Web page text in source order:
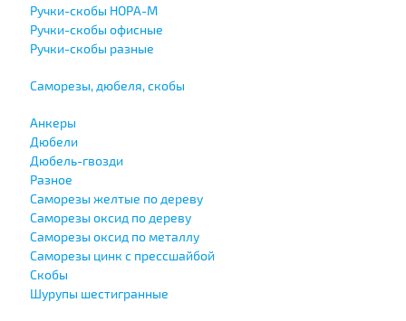
Ручки-скобы НОРА-М
Ручки-скобы офисные
Ручки-скобы разные
Саморезы, дюбеля, скобы
Анкеры
Дюбели
Дюбель-гвозди
Разное
Саморезы желтые по дереву
Саморезы оксид по дереву
Саморезы оксид по металлу
Саморезы цинк с прессшайбой
Скобы
Шурупы шестигранные